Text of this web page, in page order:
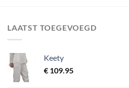
LAATST TOEGEVOEGD
Keety
€ 109.95